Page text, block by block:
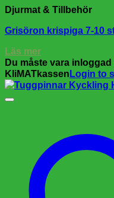
Djurmat & Tillbehör
Grisöron krispiga 7-10
Läs mer
Du måste vara
KliMATkassen Login to